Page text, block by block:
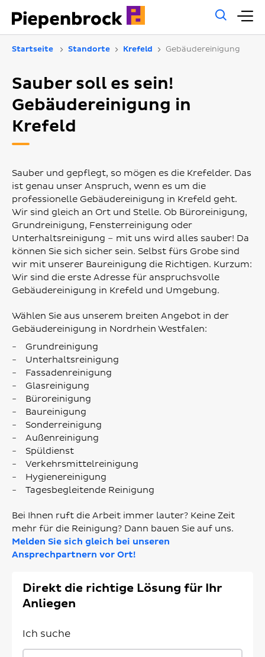
Startseite Standorte Krefeld Gebäudereinigung
Sauber soll es sein!
Gebäudereinigung in
Krefeld
Sauber und gepflegt, so mögen es die Krefelder. Das
ist genau unser Anspruch, wenn es um die
professionelle Gebäudereinigung in Krefeld geht.
Wir sind gleich an Ort und Stelle. Ob Büroreinigung,
Grundreinigung, Fensterreinigung oder
Unterhaltsreinigung – mit uns wird alles sauber! Da
können Sie sich sicher sein. Selbst fürs Grobe sind
wir mit unserer Baureinigung die Richtigen. Kurzum:
Wir sind die erste Adresse für anspruchsvolle
Gebäudereinigung in Krefeld und Umgebung.
Wählen Sie aus unserem breiten Angebot in der
Gebäudereinigung in Nordrhein Westfalen:
Grundreinigung
Unterhaltsreinigung
Fassadenreinigung
Glasreinigung
Büroreinigung
Baureinigung
Sonderreinigung
Außenreinigung
Spüldienst
Verkehrsmittelreinigung
Hygienereinigung
Tagesbegleitende Reinigung
Bei Ihnen ruft die Arbeit immer lauter? Keine Zeit
mehr für die Reinigung? Dann bauen Sie auf uns.
Melden Sie sich gleich bei unseren
Ansprechpartnern vor Ort!
Direkt die richtige Lösung für Ihr
Anliegen
Ich suche